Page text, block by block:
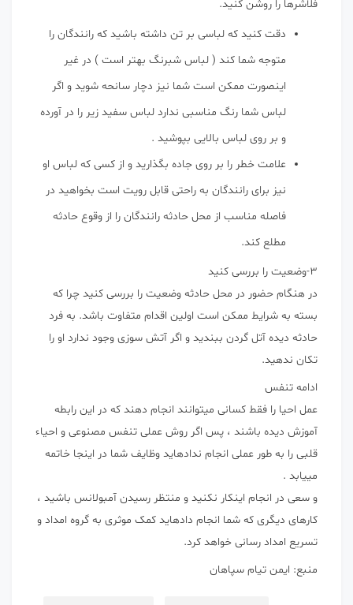
فلاشرها را روشن کنید.
دقت کنید که لباسی بر تن داشته باشید که رانندگان را
متوجه شما کند ( لباس شبرنگ بهتر است ) در غیر
اینصورت ممکن است شما نیز دچار سانحه شوید و اگر
لباس شما رنگ مناسبی ندارد لباس سفید زیر را در آورده
و بر روی لباس بالایی بپوشید .
علامت خطر را بر روی جاده بگذارید و از کسی که لباس او
نیز برای رانندگان به راحتی قابل رویت است بخواهید در
فاصله مناسب از محل حادثه رانندگان را از وقوع حادثه
مطلع کند.
۳-وضعیت را بررسی کنید
در هنگام حضور در محل حادثه وضعیت را بررسی کنید چرا که
بسته به شرایط ممکن است اولین اقدام متفاوت باشد. به فرد
حادثه دیده آتل گردن ببندید و اگر آتش سوزی وجود ندارد او را
تکان ندهید.
ادامه تنفس
عمل احیا را فقط کسانی میتوانند انجام دهند که در این رابطه
آموزش دیده باشند ، پس اگر روش عملی تنفس مصنوعی و احیاء
قلبی را به طور عملی انجام ندادهاید وظایف شما در اینجا خاتمه
مییابد .
و سعی در انجام اینکار نکنید و منتظر رسیدن آمبولانس باشید ،
کارهای دیگری که شما انجام دادهاید کمک موثری به گروه امداد و
تسریع امداد رسانی خواهد کرد.
منبع: ایمن تیام سپاهان